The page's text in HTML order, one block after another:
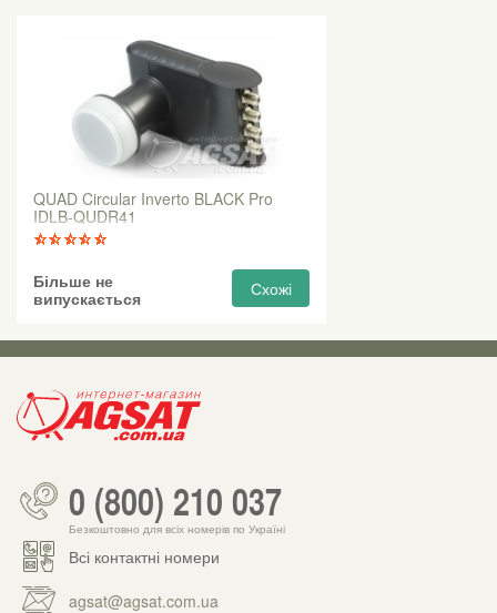
QUAD Circular Inverto BLACK Pro
IDLB-QUDR41
Більше не
випускається
Схожі
0 (800) 210 037
Безкоштовно для всіх номерів по Україні
Всі контактні номери
agsat@agsat.com.ua